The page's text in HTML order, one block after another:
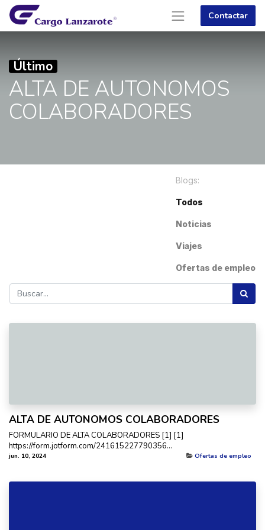
Contactar
Último
ALTA DE AUTONOMOS
COLABORADORES
Blogs:
Todos
Noticias
Viajes
Ofertas de empleo
ALTA DE AUTONOMOS COLABORADORES
FORMULARIO DE ALTA COLABORADORES [1] [1]
https://form.jotform.com/241615227790356...
jun. 10, 2024 Ofertas de empleo